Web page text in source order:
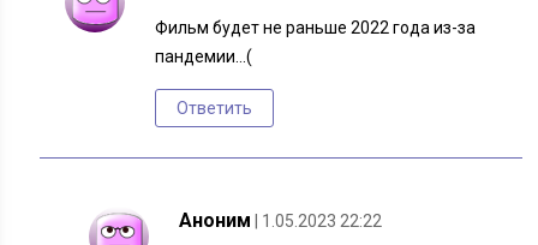
Фильм будет не раньше 2022 года из-за
пандемии…(
Ответить
Аноним | 1.05.2023 22:22